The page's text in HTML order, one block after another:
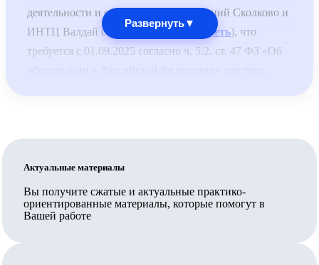
деятельности и специальных разрешений Сколково и
ИНТЦ Валдай соответственно (
смотреть), что
требуется с 01.09.2025 согласно ч. 5.2. ст. 47 ФЗ «Об
по общеобразовательным программам недостаточно,
чтобы организация, выдавшая документ, была на
территории Сколково или ИНТЦ или была их
резидентом, и также недостаточно иметь обычную
Развернуть▼
Актуальные материалы
Вы получите сжатые и актуальные практико-
ориентированные материалы, которые помогут в
Вашей работе